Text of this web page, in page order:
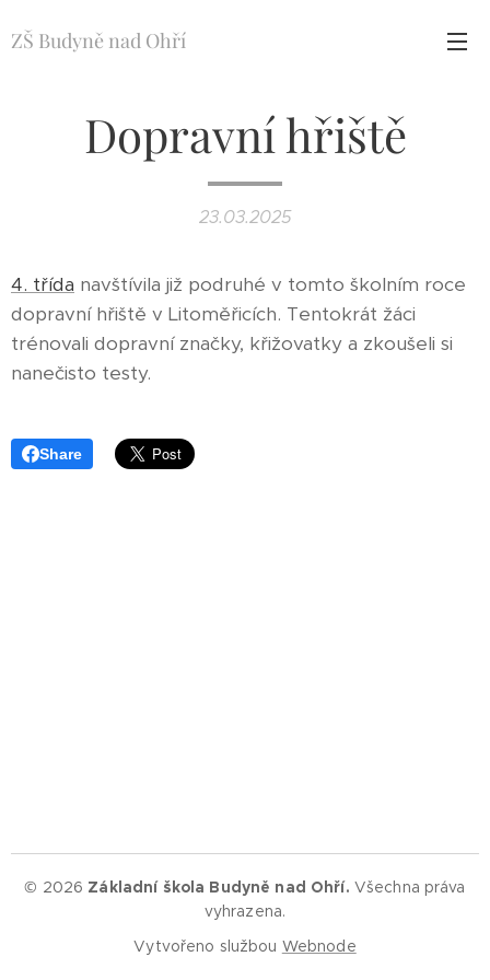
ZŠ Budyně nad Ohří
Dopravní hřiště
23.03.2025
4. třída navštívila již podruhé v tomto školním roce
dopravní hřiště v Litoměřicích. Tentokrát žáci
trénovali dopravní značky, křižovatky a zkoušeli si
nanečisto testy.
Share
© 2026 Základní škola Budyně nad Ohří. Všechna práva
vyhrazena.
Vytvořeno službou Webnode